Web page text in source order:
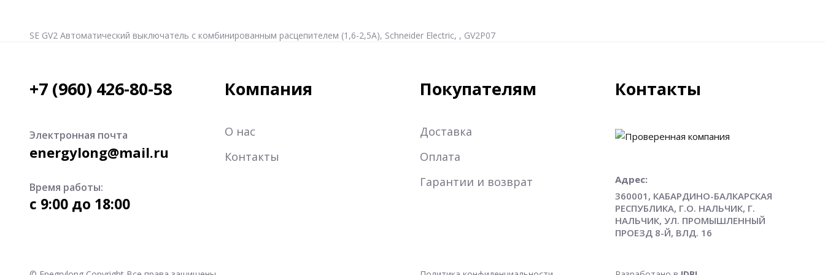
SE GV2 Автоматический выключатель с комбинированным расцепителем (1,6-2,5А), Schneider Electric, , GV2P07
+7 (960) 426-80-58
Электронная почта
energylong@mail.ru
Время работы:
c 9:00 до 18:00
Компания
О нас
Контакты
Покупателям
Доставка
Оплата
Гарантии и возврат
Контакты
Адрес:
360001, КАБАРДИНО-БАЛКАРСКАЯ
РЕСПУБЛИКА, Г.О. НАЛЬЧИК, Г.
НАЛЬЧИК, УЛ. ПРОМЫШЛЕННЫЙ
ПРОЕЗД 8-Й, ВЛД. 16